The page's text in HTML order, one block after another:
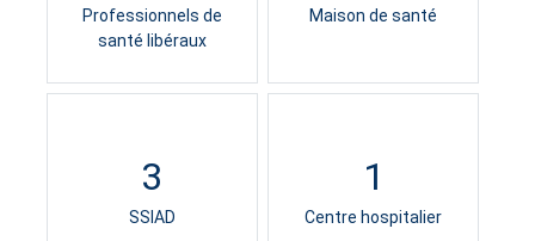
Professionnels de
santé libéraux
Maison de santé
3
SSIAD
1
Centre hospitalier